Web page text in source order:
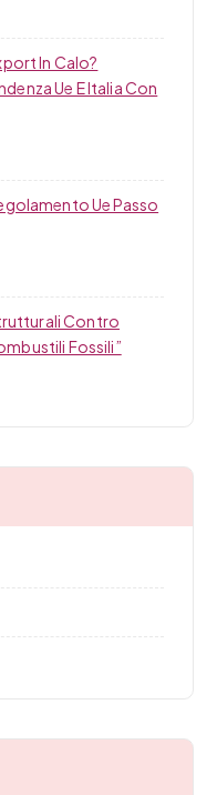
In Calo?
Ue E Italia Con
Ue Passo
Contro
Fossili”